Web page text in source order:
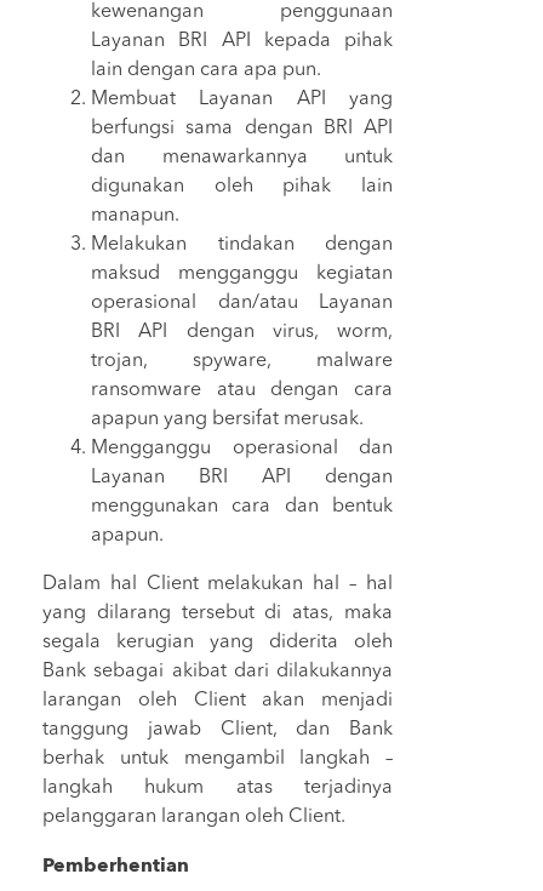
kewenangan penggunaan
Layanan BRI API kepada pihak
lain dengan cara apa pun.
Membuat Layanan API yang
berfungsi sama dengan BRI API
dan menawarkannya untuk
digunakan oleh pihak lain
manapun.
Melakukan tindakan dengan
maksud mengganggu kegiatan
operasional dan/atau Layanan
BRI API dengan virus, worm,
trojan, spyware, malware
ransomware atau dengan cara
apapun yang bersifat merusak.
Mengganggu operasional dan
Layanan BRI API dengan
menggunakan cara dan bentuk
apapun.
Dalam hal Client melakukan hal – hal
yang dilarang tersebut di atas, maka
segala kerugian yang diderita oleh
Bank sebagai akibat dari dilakukannya
larangan oleh Client akan menjadi
tanggung jawab Client, dan Bank
berhak untuk mengambil langkah –
langkah hukum atas terjadinya
pelanggaran larangan oleh Client.
Pemberhentian